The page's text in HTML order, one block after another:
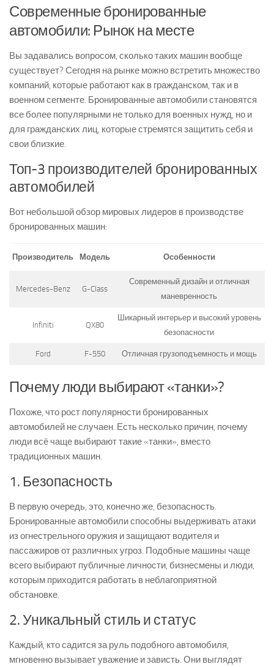
Современные бронированные
автомобили: Рынок на месте
Вы задавались вопросом, сколько таких машин вообще
существует? Сегодня на рынке можно встретить множество
компаний, которые работают как в гражданском, так и в
военном сегменте. Бронированные автомобили становятся
все более популярными не только для военных нужд, но и
для гражданских лиц, которые стремятся защитить себя и
свои близкие.
Топ-3 производителей бронированных
автомобилей
Вот небольшой обзор мировых лидеров в производстве
бронированных машин:
Производитель Модель Особенности
Mercedes-Benz G-Class
Современный дизайн и отличная
маневренность
Infiniti QX80
Шикарный интерьер и высокий уровень
безопасности
Ford F-550 Отличная грузоподъемность и мощь
Почему люди выбирают «танки»?
Похоже, что рост популярности бронированных
автомобилей не случаен. Есть несколько причин, почему
люди всё чаще выбирают такие «танки», вместо
традиционных машин.
1. Безопасность
В первую очередь, это, конечно же, безопасность.
Бронированные автомобили способны выдерживать атаки
из огнестрельного оружия и защищают водителя и
пассажиров от различных угроз. Подобные машины чаще
всего выбирают публичные личности, бизнесмены и люди,
которым приходится работать в неблагоприятной
обстановке.
2. Уникальный стиль и статус
Каждый, кто садится за руль подобного автомобиля,
мгновенно вызывает уважение и зависть. Они выглядят